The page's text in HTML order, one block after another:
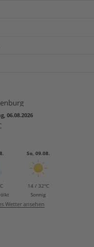
06.08.2026
So, 09.08.
14 / 32°C
Sonnig
Wetter ansehen